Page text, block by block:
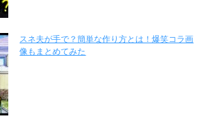
スネ夫が手で？簡単な作り方とは！爆笑コラ画
像もまとめてみた